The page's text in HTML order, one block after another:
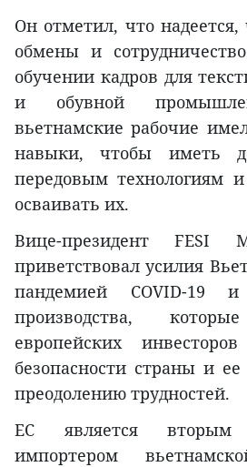
Он отметил, что надеется,
обмены и
обучении кадров для
и обувной
вьетнамские рабочие
навыки, чтобы иметь
передовым технологиям
осваивать их.
Вице-президент FESI
приветствовал усилия
пандемией COVID-19 и
производства,
европейских
безопасности страны и
преодолению трудностей.
ЕС является
импортером